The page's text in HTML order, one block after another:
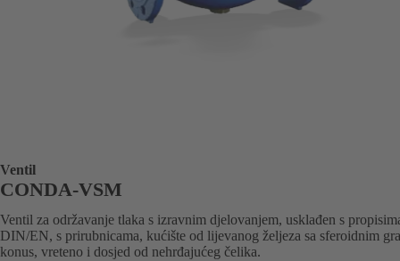
Ventil
CONDA-VSM
Ventil za održavanje tlaka s izravnim djelovanjem, usklađen s
DIN/EN, s prirubnicama, kućište od lijevanog željeza sa sferoidnim
konus, vreteno i dosjed od nehrđajućeg čelika.